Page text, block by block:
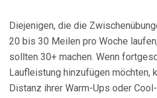
Diejenigen, die die
20 bis 30 Meilen pro Woche
sollten 30+ machen. Wenn
Laufleistung hinzufügen möchten,
Distanz ihrer Warm-Ups oder